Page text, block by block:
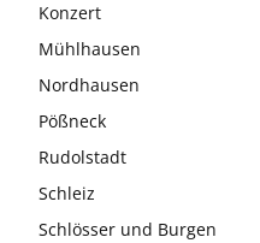
Konzert
Mühlhausen
Nordhausen
Pößneck
Rudolstadt
Schleiz
Schlösser und Burgen